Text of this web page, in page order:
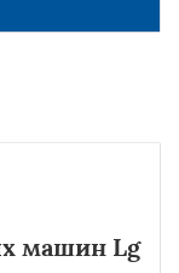
машин Lg